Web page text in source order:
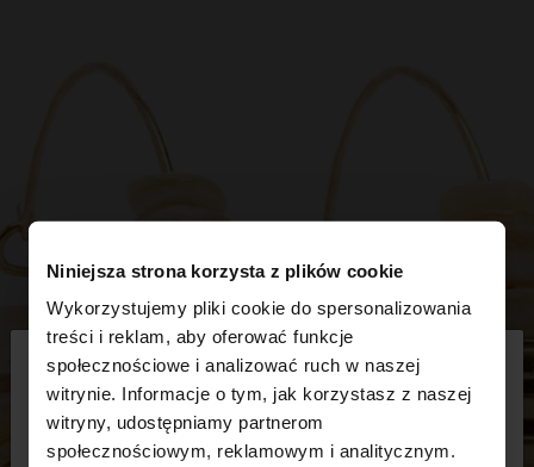
Niniejsza strona korzysta z plików cookie
Wykorzystujemy pliki cookie do spersonalizowania
treści i reklam, aby oferować funkcje
społecznościowe i analizować ruch w naszej
witrynie. Informacje o tym, jak korzystasz z naszej
witryny, udostępniamy partnerom
społecznościowym, reklamowym i analitycznym.
witaj
Odwiedzasz stronę z Polska. Czy chcesz
przeglądać naszą stronę United States?